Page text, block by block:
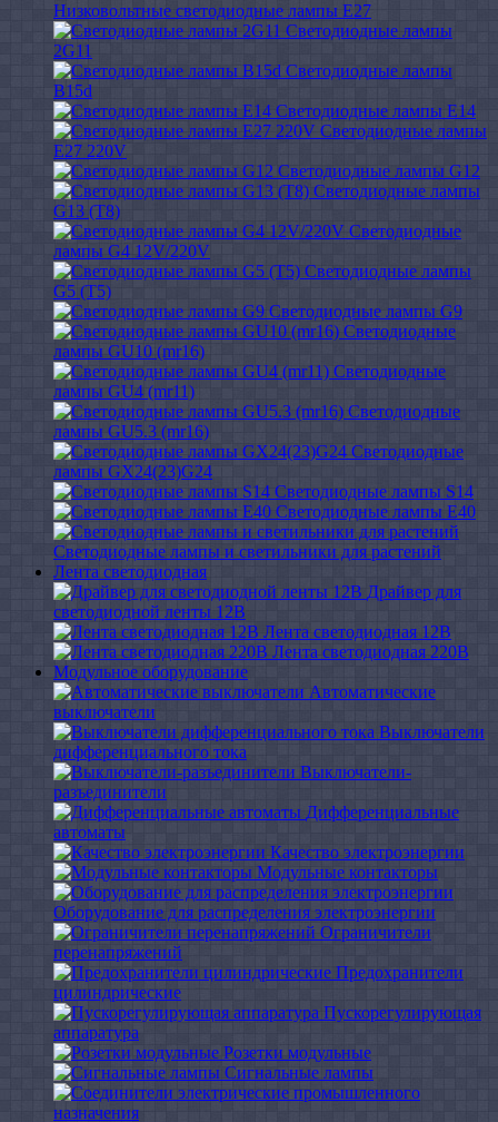
Низковольтные светодиодные лампы E27
Светодиодные лампы
2G11
Светодиодные лампы
B15d
Светодиодные лампы E14
Светодиодные лампы
E27 220V
Светодиодные лампы G12
Светодиодные лампы
G13 (T8)
Светодиодные
лампы G4 12V/220V
Светодиодные лампы
G5 (T5)
Светодиодные лампы G9
Светодиодные
лампы GU10 (mr16)
Светодиодные
лампы GU4 (mr11)
Светодиодные
лампы GU5.3 (mr16)
Светодиодные
лампы GX24(23)G24
Светодиодные лампы S14
Светодиодные лампы Е40
Светодиодные лампы и светильники для растений
Лента светодиодная
Драйвер для
светодиодной ленты 12В
Лента светодиодная 12В
Лента светодиодная 220В
Модульное оборудование
Автоматические
выключатели
Выключатели
дифференциального тока
Выключатели-
разъединители
Дифференциальные
автоматы
Качество электроэнергии
Модульные контакторы
Оборудование для распределения электроэнергии
Ограничители
перенапряжений
Предохранители
цилиндрические
Пускорегулирующая
аппаратура
Розетки модульные
Сигнальные лампы